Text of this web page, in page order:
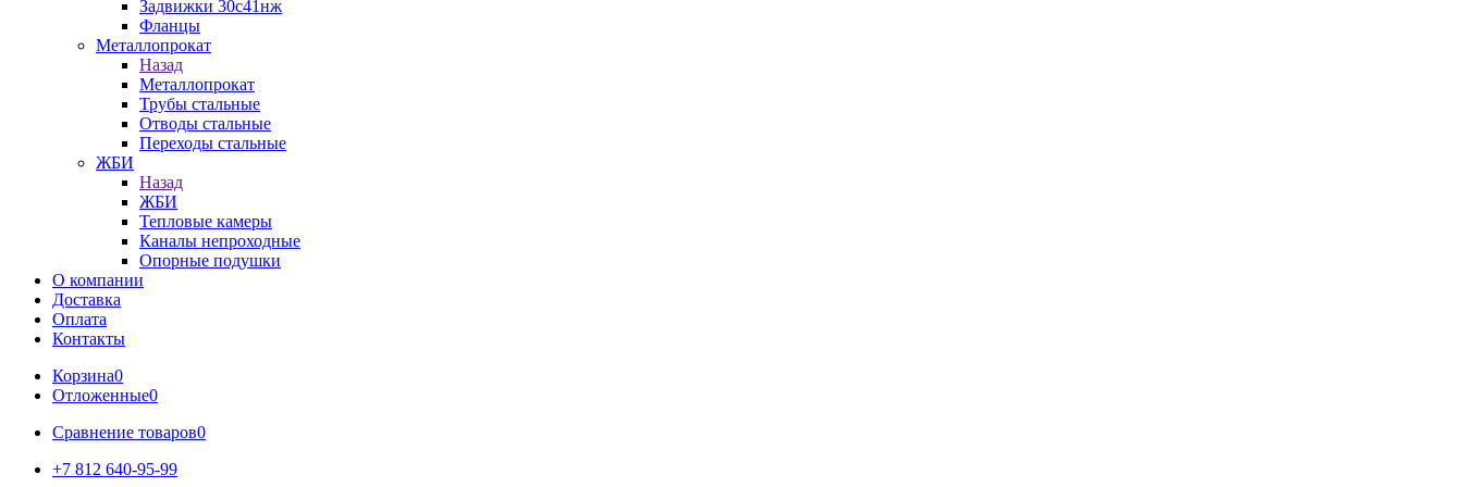
Задвижки 30с41нж
Фланцы
Металлопрокат
Назад
Металлопрокат
Трубы стальные
Отводы стальные
Переходы стальные
ЖБИ
Назад
ЖБИ
Тепловые камеры
Каналы непроходные
Опорные подушки
О компании
Доставка
Оплата
Контакты
Корзина0
Отложенные0
Сравнение товаров0
+7 812 640-95-99